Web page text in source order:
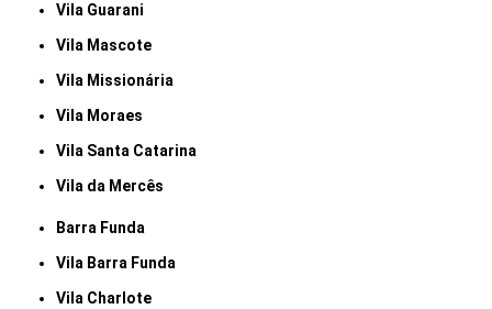
Vila Guarani
Vila Mascote
Vila Missionária
Vila Moraes
Vila Santa Catarina
Vila da Mercês
Barra Funda
Vila Barra Funda
Vila Charlote